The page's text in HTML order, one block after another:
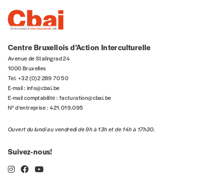
AJOUTER
Édition numérique
AJOUTER
Offre découverte
Centre Bruxellois d’Action Interculturelle
Avenue de Stalingrad 24
1000 Bruxelles
Tel. +32 (0)2 289 70 50
E-mail : info@cbai.be
E-mail comptabilité : facturation@cbai.be
N° d’entreprise : 421.019.095
Ouvert du lundi au vendredi de 9h à 13h et de 14h à 17h30.
Suivez-nous!